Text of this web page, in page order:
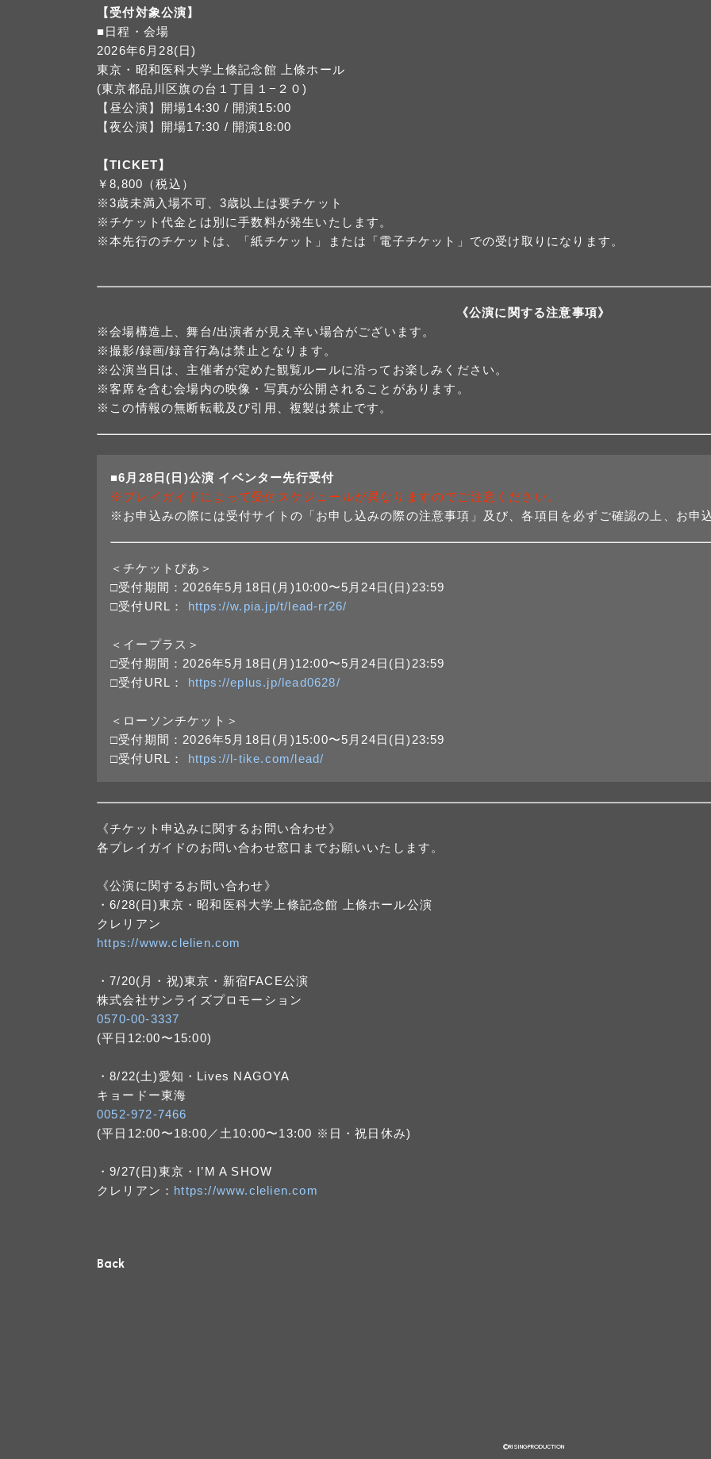
【受付対象公演】
■日程・会場
2026年6月28(日)
東京・昭和医科大学上條記念館 上條ホール
(東京都品川区旗の台１丁目１−２０)
【昼公演】開場14:30 / 開演15:00
【夜公演】開場17:30 / 開演18:00
【TICKET】
￥8,800（税込）
※3歳未満入場不可、3歳以上は要チケット
※チケット代金とは別に手数料が発生いたします。
※本先行のチケットは、「紙チケット」または「電子チケット」での受け取りになります。
《公演に関する注意事項》
※会場構造上、舞台/出演者が見え辛い場合がございます。
※撮影/録画/録音行為は禁止となります。
※公演当日は、主催者が定めた観覧ルールに沿ってお楽しみください。
※客席を含む会場内の映像・写真が公開されることがあります。
※この情報の無断転載及び引用、複製は禁止です。
■6月28日(日)公演 イベンター先行受付
※プレイガイドによって受付スケジュールが異なりますのでご注意ください。
※お申込みの際には受付サイトの「お申し込みの際の注意事項」及び、各項目を必ずご確認の上、お申
＜チケットぴあ＞
□受付期間：2026年5月18日(月)10:00〜5月24日(日)23:59
□受付URL： https://w.pia.jp/t/lead-rr26/
＜イープラス＞
□受付期間：2026年5月18日(月)12:00〜5月24日(日)23:59
□受付URL： https://eplus.jp/lead0628/
＜ローソンチケット＞
□受付期間：2026年5月18日(月)15:00〜5月24日(日)23:59
□受付URL： https://l-tike.com/lead/
《チケット申込みに関するお問い合わせ》
各プレイガイドのお問い合わせ窓口までお願いいたします。
《公演に関するお問い合わせ》
・6/28(日)東京・昭和医科大学上條記念館 上條ホール公演
クレリアン
https://www.clelien.com
・7/20(月・祝)東京・新宿FACE公演
株式会社サンライズプロモーション
0570-00-3337
(平日12:00〜15:00)
・8/22(土)愛知・Lives NAGOYA
キョードー東海
0052-972-7466
(平日12:00〜18:00／土10:00〜13:00 ※日・祝日休み)
・9/27(日)東京・I’M A SHOW
クレリアン： https://www.clelien.com
Back
©RISINGPRODUCTION